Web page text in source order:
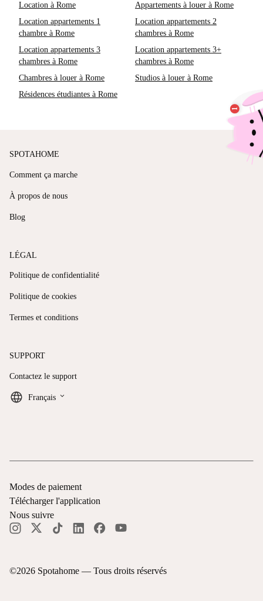
Location à Rome
Appartements à louer à Rome
Location appartements 1
chambre à Rome
Location appartements 2
chambres à Rome
Location appartements 3
chambres à Rome
Location appartements 3+
chambres à Rome
Chambres à louer à Rome
Studios à louer à Rome
Résidences étudiantes à Rome
SPOTAHOME
Comment ça marche
À propos de nous
Blog
LÉGAL
Politique de confidentialité
Politique de cookies
Termes et conditions
SUPPORT
Contactez le support
Français keyboard_arrow_down
©2026 Spotahome — Tous droits réservés
Modes de paiement
Télécharger l'application
Nous suivre